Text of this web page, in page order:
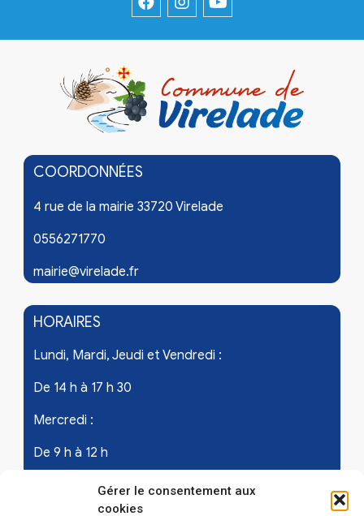
Gérer le consentement aux
cookies
COORDONNÉES
4 rue de la mairie 33720 Virelade
0556271770
mairie@virelade.fr
HORAIRES
Lundi, Mardi, Jeudi et Vendredi :
De 14 h à 17 h 30
Mercredi :
De 9 h à 12 h
Samedi - les 1er et 3ème de chaque mois :